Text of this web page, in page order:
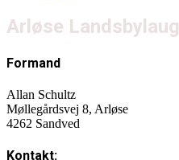
Arløse Landsbylaug
Formand
Allan Schultz
Møllegårdsvej 8, Arløse
4262 Sandved
Kontakt: